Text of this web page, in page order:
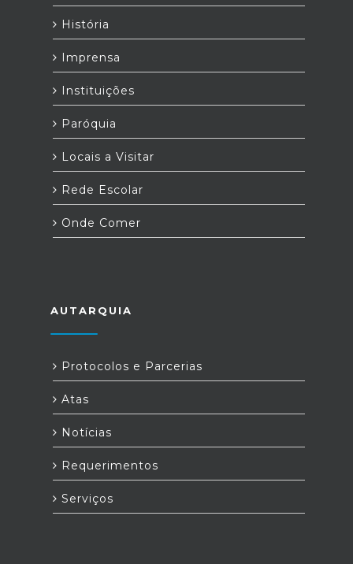
História
Imprensa
Instituições
Paróquia
Locais a Visitar
Rede Escolar
Onde Comer
AUTARQUIA
Protocolos e Parcerias
Atas
Notícias
Requerimentos
Serviços